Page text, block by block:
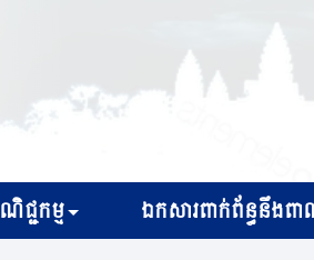
ជ្ជកម្ម ឯកសារពាក់ព័ន្ធនឹងពា